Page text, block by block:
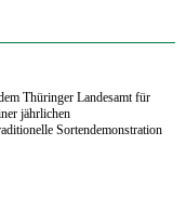
Thüringer Landesamt für
jährlichen
Sortendemonstration